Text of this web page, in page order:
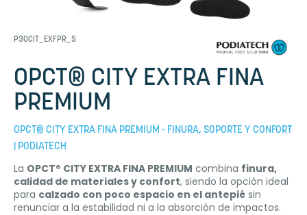
P30CIT_EXFPR_S
OPCT® CITY EXTRA FINA
PREMIUM
OPCT® CITY EXTRA FINA PREMIUM - FINURA, SOPORTE Y CONFORT
| PODIATECH
La OPCT® CITY EXTRA FINA PREMIUM combina finura,
calidad de materiales y confort, siendo la opción ideal
para calzado con poco espacio en el antepié sin
renunciar a la estabilidad ni a la absorción de impactos.